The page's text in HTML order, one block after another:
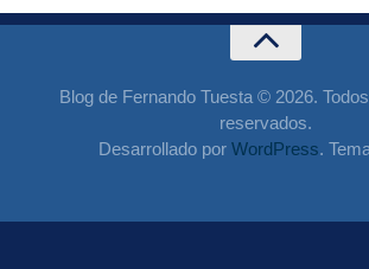
Blog de Fernando Tuesta © 2026.
reservados.
Desarrollado por WordPress.